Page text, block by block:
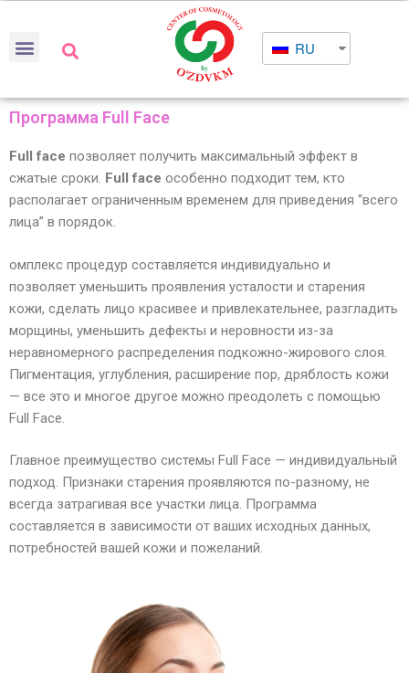
RU
Программа Full Face
Full face позволяет получить максимальный эффект в
сжатые сроки. Full face особенно подходит тем, кто
располагает ограниченным временем для приведения “всего
лица” в порядок.
омплекс процедур составляется индивидуально и
позволяет уменьшить проявления усталости и старения
кожи, сделать лицо красивее и привлекательнее, разгладить
морщины, уменьшить дефекты и неровности из-за
неравномерного распределения подкожно-жирового слоя.
Пигментация, углубления, расширение пор, дряблость кожи
— все это и многое другое можно преодолеть с помощью
Full Face.
Главное преимущество системы Full Face — индивидуальный
подход. Признаки старения проявляются по-разному, не
всегда затрагивая все участки лица. Программа
составляется в зависимости от ваших исходных данных,
потребностей вашей кожи и пожеланий.